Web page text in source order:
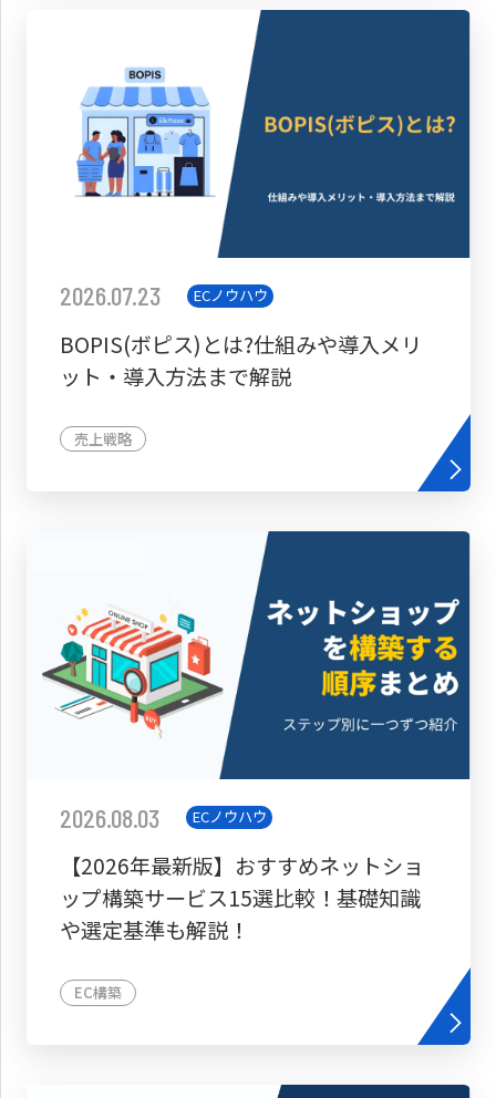
2026.07.23 ECノウハウ
BOPIS(ボピス)とは?仕組みや導入メリ
ット・導入方法まで解説
売上戦略
2026.08.03 ECノウハウ
【2026年最新版】おすすめネットショ
ップ構築サービス15選比較！基礎知識
や選定基準も解説！
EC構築